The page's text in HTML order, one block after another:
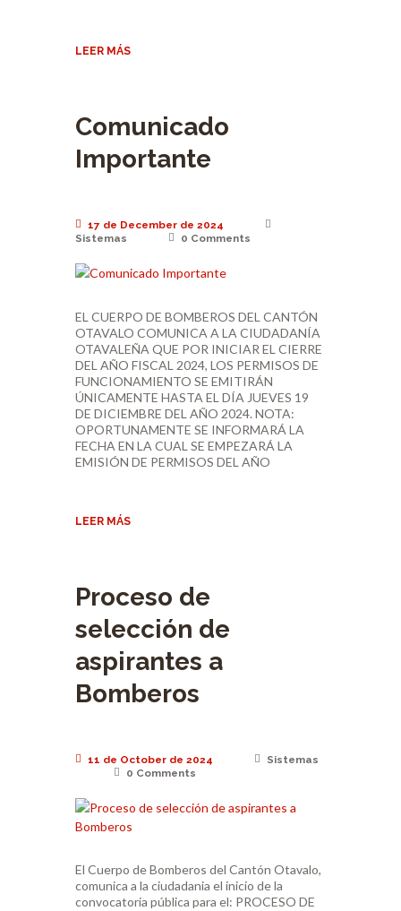
LEER MÁS
Comunicado
Importante
17 de December de 2024
Sistemas
0 Comments
EL CUERPO DE BOMBEROS DEL CANTÓN
OTAVALO COMUNICA A LA CIUDADANÍA
OTAVALEÑA QUE POR INICIAR EL CIERRE
DEL AÑO FISCAL 2024, LOS PERMISOS DE
FUNCIONAMIENTO SE EMITIRÁN
ÚNICAMENTE HASTA EL DÍA JUEVES 19
DE DICIEMBRE DEL AÑO 2024. NOTA:
OPORTUNAMENTE SE INFORMARÁ LA
FECHA EN LA CUAL SE EMPEZARÁ LA
EMISIÓN DE PERMISOS DEL AÑO
LEER MÁS
Proceso de
selección de
aspirantes a
Bomberos
11 de October de 2024
Sistemas
0 Comments
El Cuerpo de Bomberos del Cantón Otavalo,
comunica a la ciudadania el inicio de la
convocatoria pública para el: PROCESO DE